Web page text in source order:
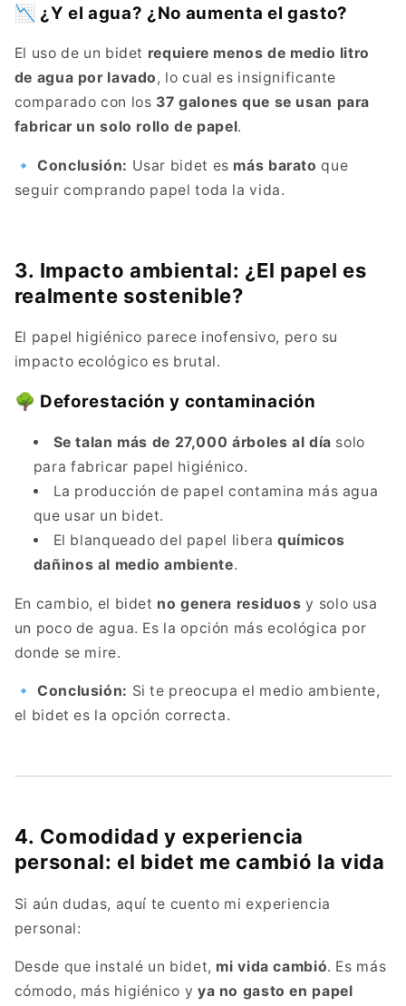
📉 ¿Y el agua? ¿No aumenta el gasto?
El uso de un bidet requiere menos de medio litro
de agua por lavado, lo cual es insignificante
comparado con los 37 galones que se usan para
fabricar un solo rollo de papel.
🔹 Conclusión: Usar bidet es más barato que
seguir comprando papel toda la vida.
3. Impacto ambiental: ¿El papel es
realmente sostenible?
El papel higiénico parece inofensivo, pero su
impacto ecológico es brutal.
🌳 Deforestación y contaminación
Se talan más de 27,000 árboles al día solo
para fabricar papel higiénico.
La producción de papel contamina más agua
que usar un bidet.
El blanqueado del papel libera químicos
dañinos al medio ambiente.
En cambio, el bidet no genera residuos y solo usa
un poco de agua. Es la opción más ecológica por
donde se mire.
🔹 Conclusión: Si te preocupa el medio ambiente,
el bidet es la opción correcta.
4. Comodidad y experiencia
personal: el bidet me cambió la vida
Si aún dudas, aquí te cuento mi experiencia
personal:
Desde que instalé un bidet, mi vida cambió. Es más
cómodo, más higiénico y ya no gasto en papel